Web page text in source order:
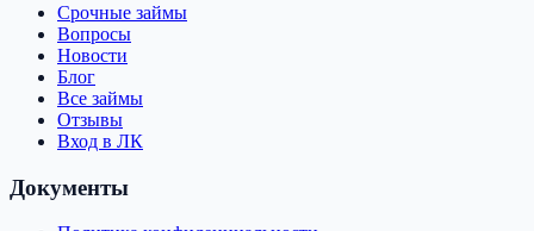
Срочные займы
Вопросы
Новости
Блог
Все займы
Отзывы
Вход в ЛК
Документы